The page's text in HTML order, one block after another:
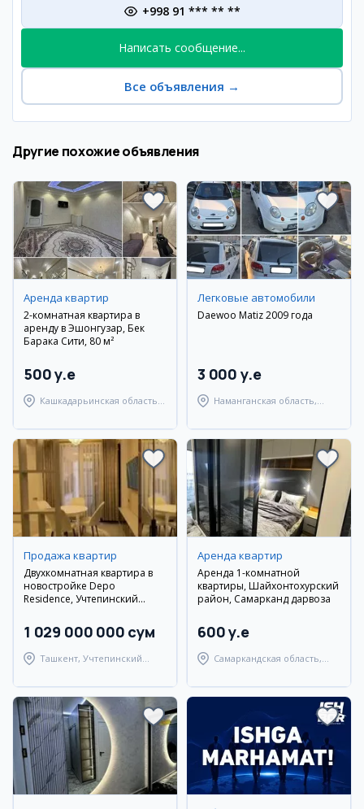
+998 91 *** ** **
Написать сообщение...
Все объявления →
Другие похожие объявления
Аренда квартир
2-комнатная квартира в
аренду в Эшонгузар, Бек
Барака Сити, 80 м²
500 y.e
Кашкадарьинская область,
Легковые автомобили
Daewoo Matiz 2009 года
3 000 y.e
Наманганская область,
Продажа квартир
Двухкомнатная квартира в
новостройке Depo
Residence, Учтепинский
1 029 000 000 сум
Ташкент, Учтепинский
Аренда квартир
Аренда 1-комнатной
квартиры, Шайхонтохурский
район, Самарканд дарвоза
600 y.e
Самаркандская область,